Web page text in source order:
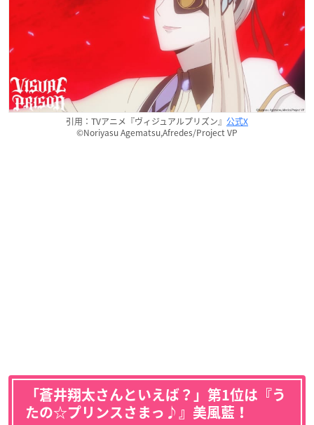
引用：TVアニメ『ヴィジュアルプリズン』 公式X
©Noriyasu Agematsu,Afredes/Project VP
「蒼井翔太さんといえば？」第1位は『う
たの☆プリンスさまっ♪』美風藍！